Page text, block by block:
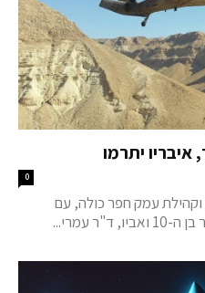
יתרמו
0
וקהילת עמק חפר כולה, עם
עמרי...